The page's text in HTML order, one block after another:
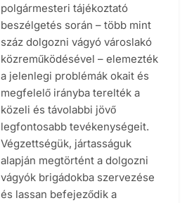
polgármesteri tájékoztató
beszélgetés során – több mint
száz dolgozni vágyó városlakó
közreműködésével – elemezték
a jelenlegi problémák okait és
megfelelő irányba terelték a
közeli és távolabbi jövő
legfontosabb tevékenységeit.
Végzettségük, jártasságuk
alapján megtörtént a dolgozni
vágyók brigádokba szervezése
és lassan befejeződik a